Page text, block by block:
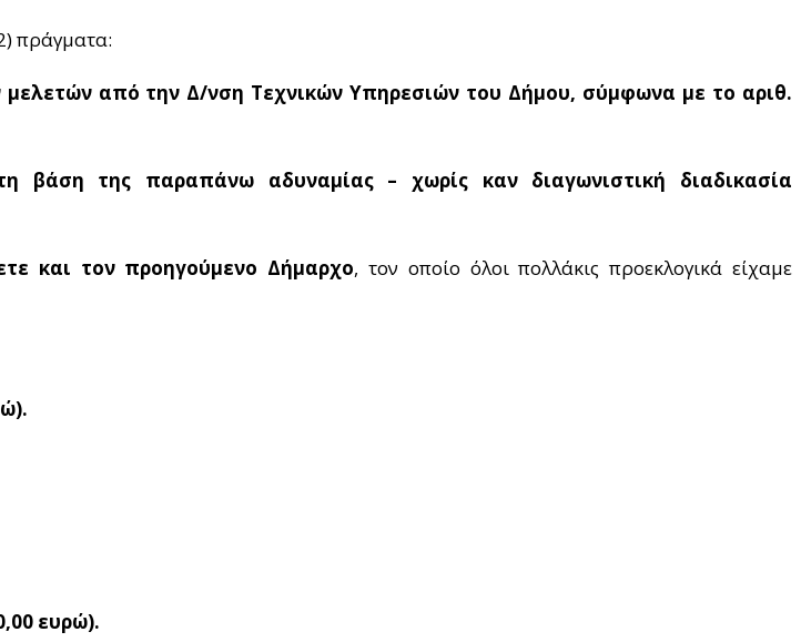
πράγματα:
από την Δ/νση Τεχνικών Υπηρεσιών του Δήμου, σύμφωνα με το αριθ.
της παραπάνω αδυναμίας – χωρίς καν διαγωνιστική διαδικασία
και τον προηγούμενο Δήμαρχο, τον οποίο όλοι πολλάκις προεκλογικά είχαμε
ευρώ).